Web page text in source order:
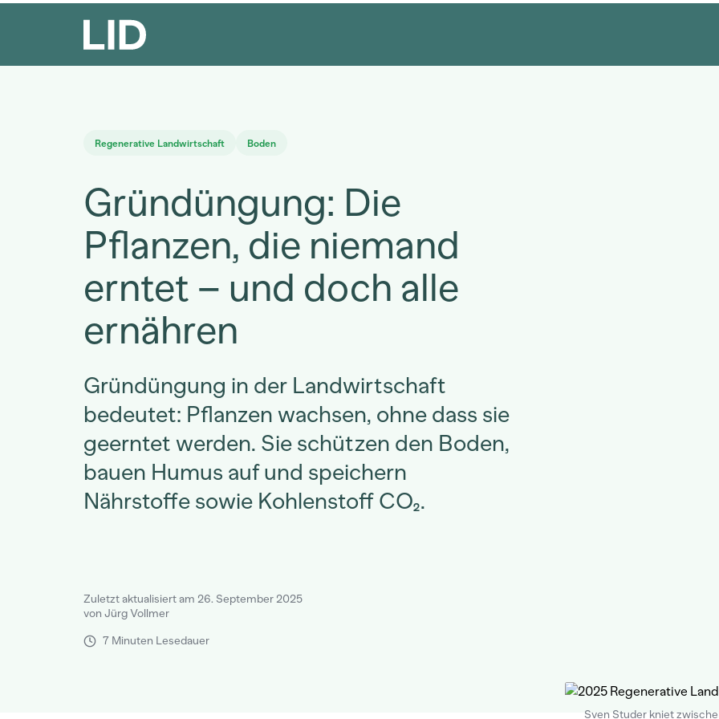
Regenerative Landwirtschaft Boden
Gründüngung: Die
Pflanzen, die niemand
erntet – und doch alle
ernähren
Gründüngung in der Landwirtschaft
bedeutet: Pflanzen wachsen, ohne dass sie
geerntet werden. Sie schützen den Boden,
bauen Humus auf und speichern
Nährstoffe sowie Kohlenstoff CO₂.
Zuletzt aktualisiert am 26. September 2025
von Jürg Vollmer
7 Minuten Lesedauer
Sven Studer kniet